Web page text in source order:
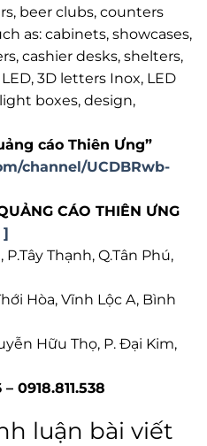
beer clubs, counters
as: cabinets, showcases,
cashier desks, shelters,
3D letters Inox, LED
boxes, design,
cáo Thiên Ưng”
channel/UCDBRwb-
CÁO THIÊN ƯNG
]
P.Tây Thạnh, Q.Tân Phú,
Hòa, Vĩnh Lộc A, Bình
Hữu Thọ, P. Đại Kim,
0918.811.538
luận bài viết